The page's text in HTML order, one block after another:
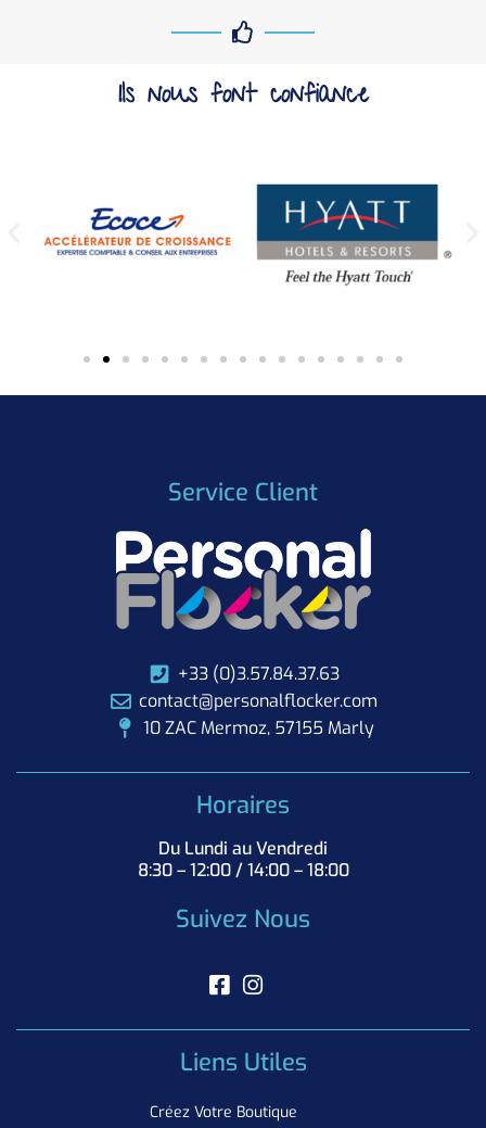
Ils nous font confiance
Service Client
+33 (0)3.57.84.37.63
contact@personalflocker.com
10 ZAC Mermoz, 57155 Marly
Horaires
Du Lundi au Vendredi
8:30 – 12:00 / 14:00 – 18:00
Suivez Nous
Liens Utiles
Créez Votre Boutique